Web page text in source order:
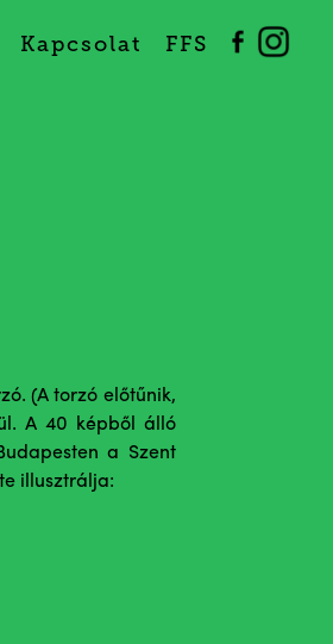
Kapcsolat FFS
(A torzó előtűnik,
A 40 képből álló
a Szent
illusztrálja: